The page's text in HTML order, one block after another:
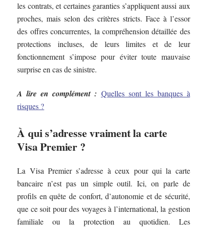
les contrats, et certaines garanties s’appliquent aussi aux
proches, mais selon des critères stricts. Face à l’essor
des offres concurrentes, la compréhension détaillée des
protections incluses, de leurs limites et de leur
fonctionnement s’impose pour éviter toute mauvaise
surprise en cas de sinistre.
A lire en complément : Quelles sont les banques à
risques ?
À qui s’adresse vraiment la carte
Visa Premier ?
La Visa Premier s’adresse à ceux pour qui la carte
bancaire n’est pas un simple outil. Ici, on parle de
profils en quête de confort, d’autonomie et de sécurité,
que ce soit pour des voyages à l’international, la gestion
familiale ou la protection au quotidien. Les